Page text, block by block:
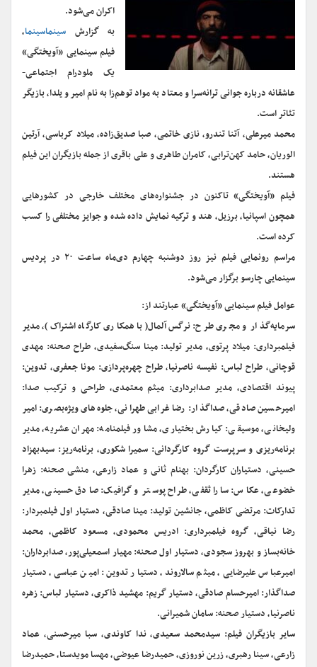
اکران می‌شود.
به گزارش سینماسینما،
فیلم سینمایی «آویختگی»
یک ملودرام اجتماعی-
عاشقانه درباره جوانی ترانه‌سرا و معتاد به مواد توهم‌زا به نام امیر و یلدا، بازیگر
تئاتر است.
محمد میرعلی، آتنا تندرو، نازی خاتمی، صبا صدیق‌زاده، میلاد کرباسی، آرتین
الوریان، حامد کهن‌ترابی، کامران طاهری و علی باقری از جمله بازیگران این فیلم
هستند.
فیلم «آویختگی» تاکنون در جشنواره‌های مختلف خارجی در کشورهایی
همچون اسپانیا، برزیل، هند و ترکیه نمایش داده شده و جوایز مختلفی را کسب
کرده است.
مراسم رونمایی فیلم نیز روز دوشنبه چهارم دی‌ماه ساعت ۲۰ در پردیس
سینمایی چارسو برگزار می‌شود.
عوامل فیلم سینمایی «آویختگی» عبارتند از:
سرمایه‌گذار و مجری طرح: نرگس آلمال(با همکاری کارگاه اشتراک)، مدیر
فیلمبرداری: میلاد پرتوی، مدیر تولید: مینا سنگ‌سفیدی، طراح صحنه: مهدی
قوچانی، طراح لباس: نفیسه ناصرنیا، طراح چهره‌پردازی: مونا جعفری، تدوین:
پیوند اقتصادی، مدیر صدابرداری: میثم معتمدی، طراحی و ترکیب صدا:
امیرحسین صادقی، صداگذار: رضا غرابی طهرانی، جلوه‌های ویژه‌بصری: امیر
ولیخانی، موسیقی: کیارش بختیاری، مشاور فیلمنامه: مهران عشریه، مدیر
برنامه‌ریزی و سرپرست گروه کارگردانی: سمیرا شکوری، برنامه‌ریز: سیدبهزاد
حسینی، دستیاران کارگردان: بهنام ثانی و عماد زارعی، منشی صحنه: زهرا
خضوعی، عکاس: سارا ثقفی، طراح پوستر و گرافیک: صادق حسینی، مدیر
تدارکات: مرتضی کاظمی، جانشین تولید: مینا صادقی، دستیار اول فیلمبردار:
رضا نیاقی، گروه فیلمبرداری: ادریس محمودی، مسعود کاظمی، محمد
خانه‌بساز و بهروز سجودی، دستیار اول صحنه: مهیار اسمعیلی‌پور، صدابرداران:
امیرعباس علیرضایی، میثم سالاروند، دستیار تدوین: امین عباسی، دستیار
صداگذار: امیرحسام صادقی، دستیار گریم: مهشید ذاکری، دستیار لباس: زهره
ناصرنیا، دستیار صحنه: سامان شمیرانی.
سایر بازیگران فیلم: سیدمحمد سعیدی، ندا کاوندی، سبا میرحسنی، عماد
زارعی، سینا رهبری، زرین نوروزی، حمیدرضا عیوضی، مهسا مویدستا، حمیدرضا